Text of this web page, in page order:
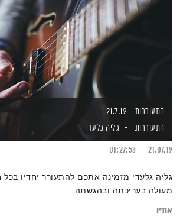
התעוררות – 21.7.19
התעוררות
גליה גלעדי
21.07.19
01:27:53
גליה גלעדי מזמינה אתכם להתעורר יחדיו בכל
מעולה בעריכתה ובהגשתה
אודיו